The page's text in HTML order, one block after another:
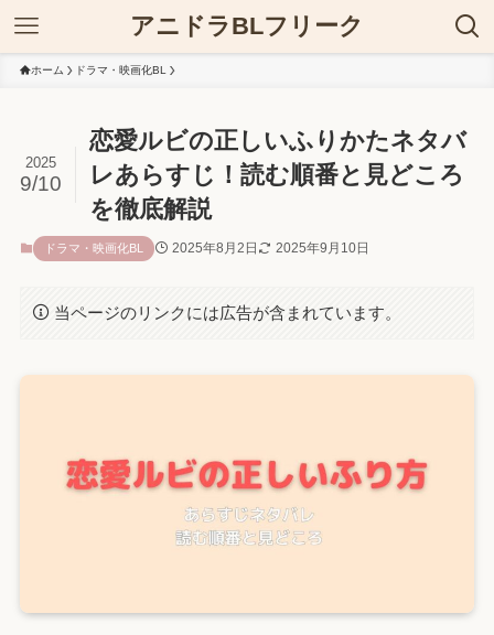
アニドラBLフリーク
ホーム ドラマ・映画化BL
恋愛ルビの正しいふりかたネタバ
レあらすじ！読む順番と見どころ
を徹底解説
2025
9/10
ドラマ・映画化BL 2025年8月2日 2025年9月10日
当ページのリンクには広告が含まれています。